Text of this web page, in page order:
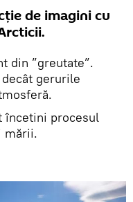
de imagini cu
din ”greutate”.
gerurile
încetini procesul
mării.